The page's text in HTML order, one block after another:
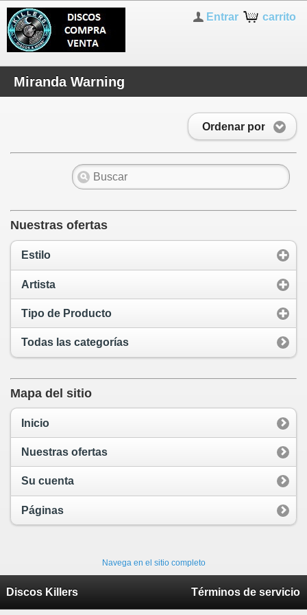
carrito
Entrar
Miranda Warning
Ordenar por
Nuestras ofertas
Estilo
Artista
Tipo de Producto
Todas las categorías
Mapa del sitio
Inicio
Nuestras ofertas
Su cuenta
Páginas
Navega en el sitio completo
Discos Killers Términos de servicio